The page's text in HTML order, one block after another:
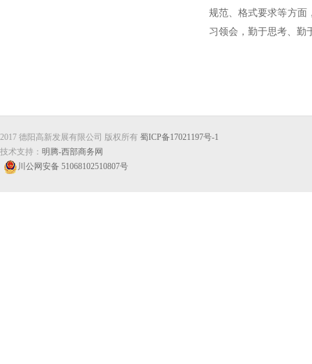
规范、格式要求等方面
习领会，勤于思考、勤
2017 德阳高新发展有限公司 版权所有 蜀ICP备17021197号-1
技术支持： 明腾-西部商务网
川公网安备 51068102510807号